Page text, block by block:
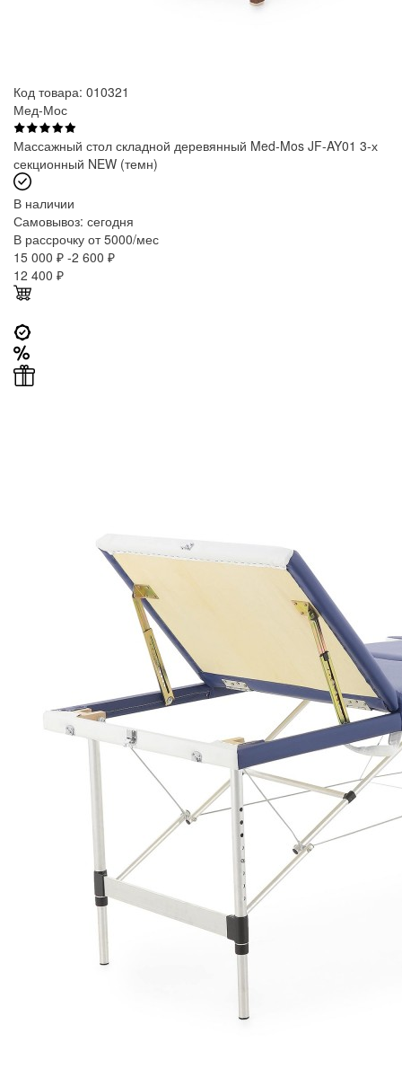
Код товара: 010321
Мед-Мос
Массажный стол складной деревянный Med-Mos JF-AY01 3-х
секционный NEW (темн)
В наличии
Самовывоз: сегодня
В рассрочку от 5000/мес
15 000 ₽ -2 600 ₽
12 400 ₽